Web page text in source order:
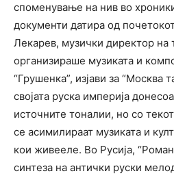
споменување на нив во
документи датира од
Лекарев, музички директор на
организираше музиката и
“Грушенка”, изјави за “Москва
својата руска империја
источните тоналии, но со
се асимилираат музиката и
кои живееле. Во Русија,
синтеза на антички руски